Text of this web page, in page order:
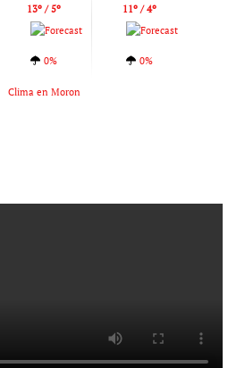
13º / 5º
0%
11º / 4º
0%
Clima en Moron